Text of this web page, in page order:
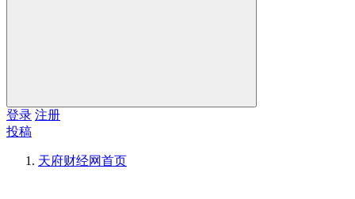
登录 注册
投稿
天府财经网首页